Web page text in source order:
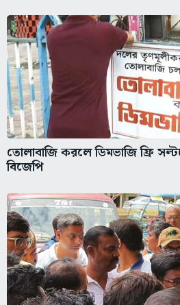
তোলাবাজি করলে ডিমভাজি ফ্রি
বিজেপি